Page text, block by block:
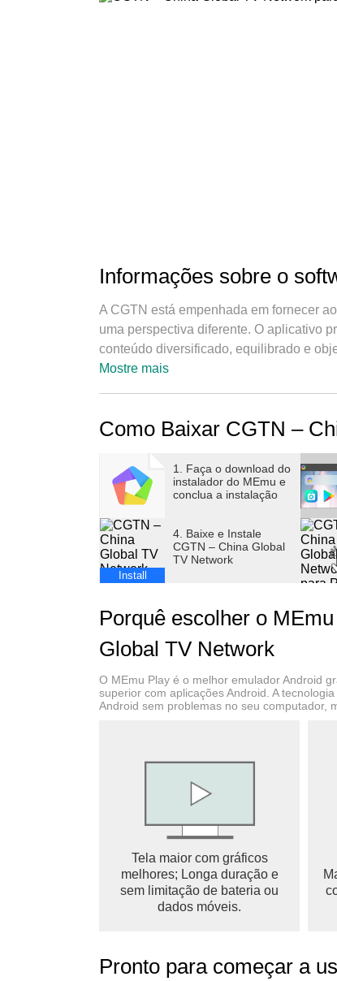
Informações sobre o
A CGTN está empenhada em fornecer
uma perspectiva diferente. O aplicativo
conteúdo diversificado, equilibrado e
da China e do mundo a partir de
árabe e russo. Apresenta uma ampla
artigos originais, áudio, vídeo e
ciência, esportes, natureza, cultura e
precisa em qualquer lugar.
Características:
– Cobertura exclusiva de notícias da
atualizações contínuas sobre eventos
– Conteúdo audiovisual rico, incluindo
– Experiência de leitura aprimorada
– Notificações para garantir que você
– Pesquise notícias relacionadas e
– Curta, salve e compartilhe suas
Baixe o aplicativo CGTN para se juntar
audiovisuais personalizados e
Mostre mais
Como Baixar CGTN –
1. Faça o download do
instalador do MEmu e
conclua a instalação
Install
4. Baixe e Instale
CGTN – China Global
TV Network
Porquê escolher o
Global TV Network
O MEmu Play é o melhor emulador Android
superior com aplicações Android. A
Android sem problemas no seu computador,
Tela maior com gráficos
melhores; Longa duração e
sem limitação de bateria ou
dados móveis.
Pronto para começar a